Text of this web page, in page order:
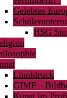
Gelebtes
HSG
Linoldruck
GIMP –